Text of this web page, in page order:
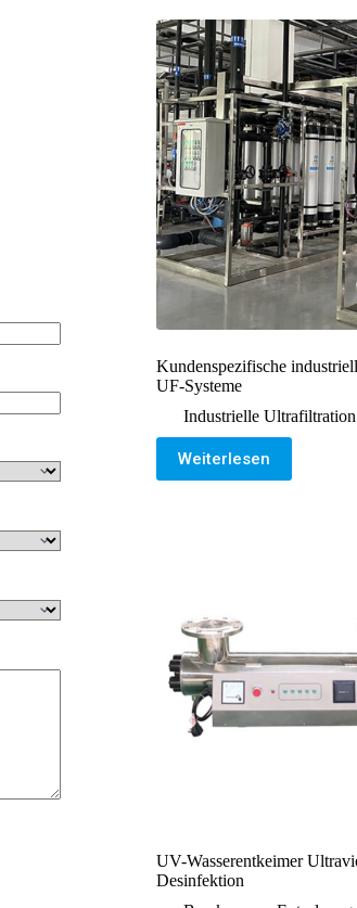
Kundenspezifische
UF-Systeme
Industrielle
Weiterlesen
UV-Wasserentkeimer
Desinfektion